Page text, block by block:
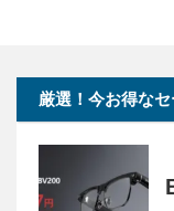
厳選！今お得な